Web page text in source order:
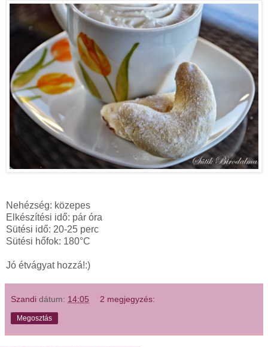
Nehézség: közepes
Elkészítési idő: pár óra
Sütési idő: 20-25 perc
Sütési hőfok: 180°C
Jó étvágyat hozzá!:)
Szandi dátum: 14:05 2 megjegyzés:
Megosztás